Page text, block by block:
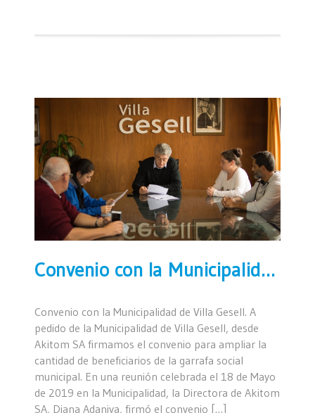
Convenio con la Municipalidad de Villa Gesell
Convenio con la Municipalidad de Villa Gesell. A
pedido de la Municipalidad de Villa Gesell, desde
Akitom SA firmamos el convenio para ampliar la
cantidad de beneficiarios de la garrafa social
municipal. En una reunión celebrada el 18 de Mayo
de 2019 en la Municipalidad, la Directora de Akitom
SA, Diana Adaniya, firmó el convenio […]